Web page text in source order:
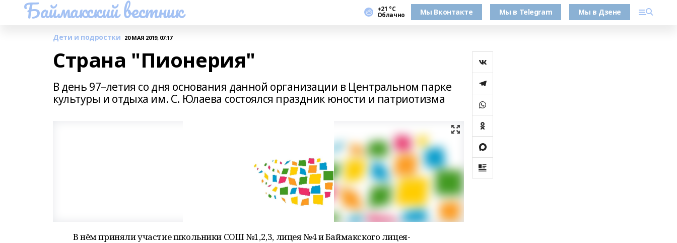
Баймакский вестник +21 °С
Облачно Мы Вконтакте Мы в Telegram Мы в Дзене
Дети и подростки 20 МАЯ 2019, 07:17
Страна "Пионерия"
В день 97–летия со дня основания данной организации в Центральном парке
культуры и отдыха им. С. Юлаева состоялся праздник юности и патриотизма
В нём приняли участие школьники СОШ №1,2,3, лицея №4 и Баймакского лицея-